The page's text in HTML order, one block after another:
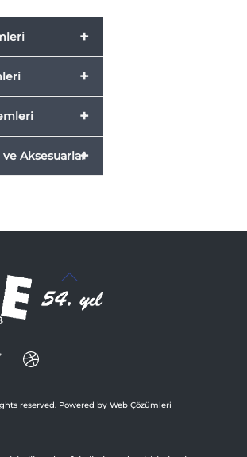
+
+
+
+
Aksesuarlar
Back
Top
reserved. Powered by Web Çözümleri